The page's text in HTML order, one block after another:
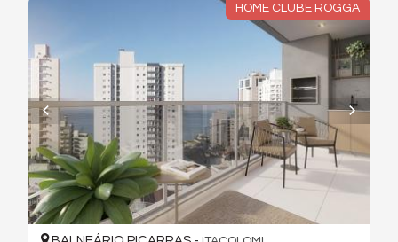
HOME CLUBE ROGGA